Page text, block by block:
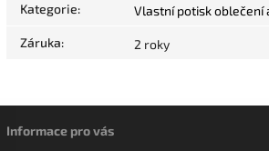
Kategorie: Vlastní potisk oblečení
Záruka: 2 roky
Informace pro vás